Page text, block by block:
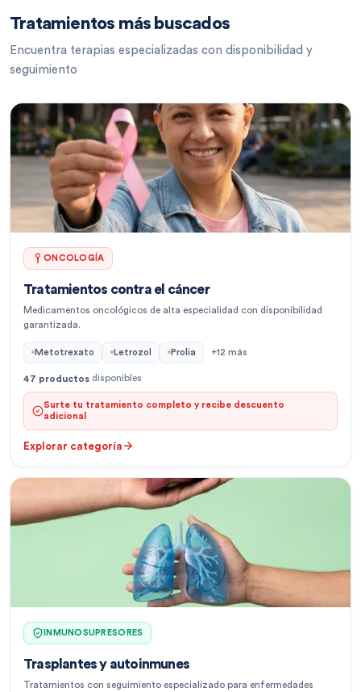
Tratamientos más buscados
Encuentra terapias especializadas con disponibilidad y
seguimiento
ONCOLOGÍA
Tratamientos contra el cáncer
Medicamentos oncológicos de alta especialidad con disponibilidad
garantizada.
Metotrexato Letrozol Prolia +12 más
47 productos disponibles
Surte tu tratamiento completo y recibe descuento
adicional
Explorar categoría
INMUNOSUPRESORES
Trasplantes y autoinmunes
Tratamientos con seguimiento especializado para enfermedades